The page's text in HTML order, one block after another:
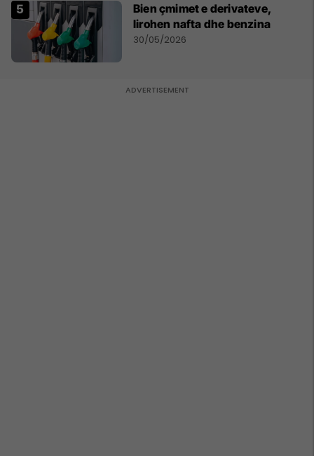
Bien çmimet e derivateve,
lirohen nafta dhe benzina
30/05/2026